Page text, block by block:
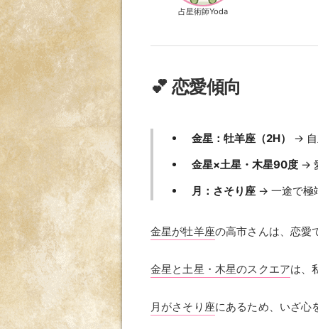
占星術師Yoda
💕 恋愛傾向
金星：牡羊座（2H）
→ 自
金星×土星・木星90度 →
月：さそり座 → 一途で極
金星が牡羊座の高市さんは、恋愛
金星と土星・木星のスクエアは、
月がさそり座にあるため、いざ心